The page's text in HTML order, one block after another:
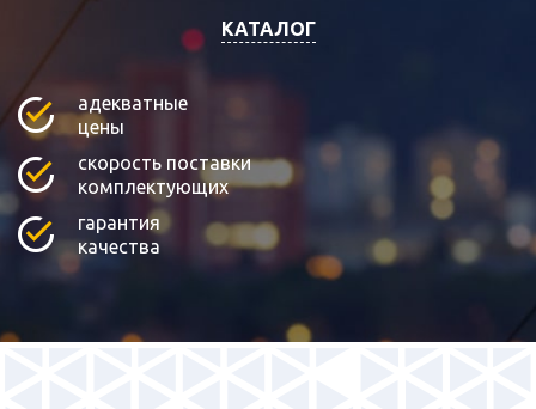
КАТАЛОГ
адекватные
цены
скорость поставки
комплектующих
гарантия
качества